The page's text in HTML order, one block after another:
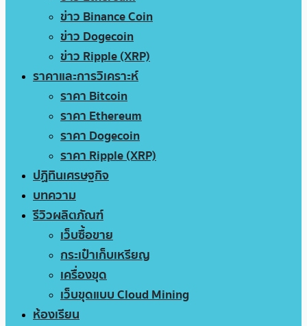
ข่าว Binance Coin
ข่าว Dogecoin
ข่าว Ripple (XRP)
ราคาและการวิเคราะห์
ราคา Bitcoin
ราคา Ethereum
ราคา Dogecoin
ราคา Ripple (XRP)
ปฏิทินเศรษฐกิจ
บทความ
รีวิวผลิตภัณฑ์
เว็บซื้อขาย
กระเป๋าเก็บเหรียญ
เครื่องขุด
เว็บขุดแบบ Cloud Mining
ห้องเรียน